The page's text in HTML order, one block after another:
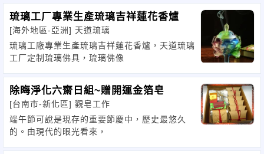
琉璃工厂專業生產琉璃吉祥蓮花香爐
[海外地區-亞洲] 天道琉璃
琉璃工廠專業生產琉璃吉祥蓮花香爐，天道琉璃
工厂定制琉璃佛具，琉璃佛像
除晦淨化六齋日組~贈開運金箔皂
[台南市-新化區] 觀皂工作
端午節可說是現存的重要節慶中，歷史最悠久
的。由現代的眼光看來，